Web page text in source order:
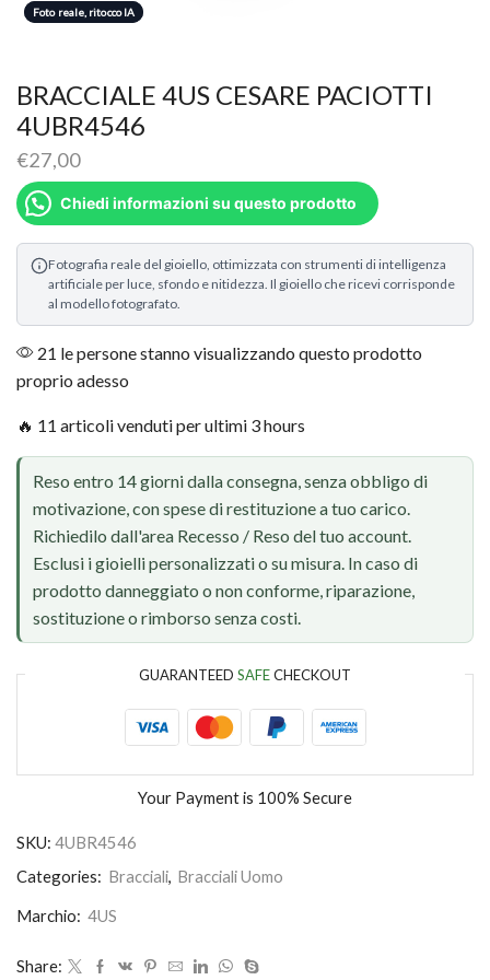
Foto reale, ritocco IA
Foto reale, ritocco IA
BRACCIALE 4US CESARE PACIOTTI
4UBR4546
€27,00
Chiedi informazioni su questo prodotto
Fotografia reale del gioiello, ottimizzata con strumenti di intelligenza
artificiale per luce, sfondo e nitidezza. Il gioiello che ricevi corrisponde
al modello fotografato.
21 le persone stanno visualizzando questo prodotto
proprio adesso
🔥 11 articoli venduti per ultimi 3 hours
Reso entro 14 giorni dalla consegna, senza obbligo di
motivazione, con spese di restituzione a tuo carico.
Richiedilo dall'area Recesso / Reso del tuo account.
Esclusi i gioielli personalizzati o su misura. In caso di
prodotto danneggiato o non conforme, riparazione,
sostituzione o rimborso senza costi.
GUARANTEED SAFECHECKOUT
Your Payment is 100% Secure
SKU: 4UBR4546
Categories: Bracciali, Bracciali Uomo
Marchio: 4US
Share: